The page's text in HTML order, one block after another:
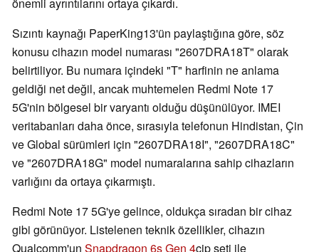
Sızıntı kaynağı PaperKing13'ün paylaştığına göre, söz
konusu cihazın model numarası "2607DRA18T" olarak
belirtiliyor. Bu numara içindeki "T" harfinin ne anlama
geldiği net değil, ancak muhtemelen Redmi Note 17
5G'nin bölgesel bir varyantı olduğu düşünülüyor. IMEI
veritabanları daha önce, sırasıyla telefonun Hindistan, Çin
ve Global sürümleri için "2607DRA18I", "2607DRA18C"
ve "2607DRA18G" model numaralarına sahip cihazların
varlığını da ortaya çıkarmıştı.
Redmi Note 17 5G'ye gelince, oldukça sıradan bir cihaz
gibi görünüyor. Listelenen teknik özellikler, cihazın
Qualcomm'un Snapdragon 6s Gen 4çip seti ile